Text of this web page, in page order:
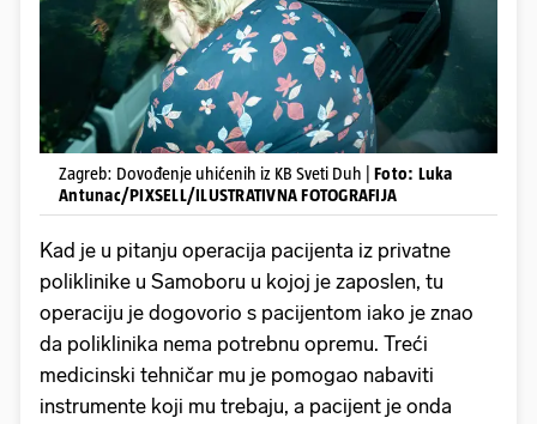
Zagreb: Dovođenje uhićenih iz KB Sveti Duh | Foto: Luka
Antunac/PIXSELL/ILUSTRATIVNA FOTOGRAFIJA
Kad je u pitanju operacija pacijenta iz privatne
poliklinike u Samoboru u kojoj je zaposlen, tu
operaciju je dogovorio s pacijentom iako je znao
da poliklinika nema potrebnu opremu. Treći
medicinski tehničar mu je pomogao nabaviti
instrumente koji mu trebaju, a pacijent je onda